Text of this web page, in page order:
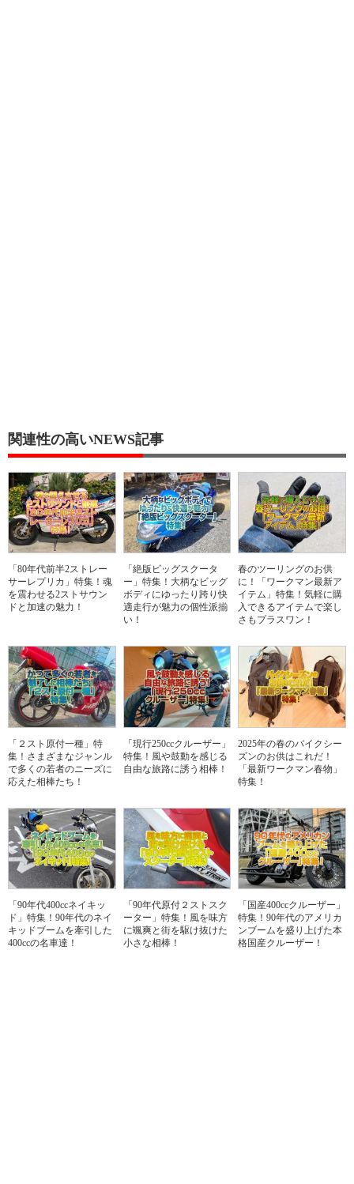
関連性の高いNEWS記事
「80年代前半2ストレー
サーレプリカ」特集！魂
を震わせる2ストサウン
ドと加速の魅力！
「絶版ビッグスクータ
ー」特集！大柄なビッグ
ボディにゆったり跨り快
適走行が魅力の個性派揃
い！
春のツーリングのお供
に！「ワークマン最新ア
イテム」特集！気軽に購
入できるアイテムで楽し
さもプラスワン！
「２スト原付一種」特
集！さまざまなジャンル
で多くの若者のニーズに
応えた相棒たち！
「現行250ccクルーザー」
特集！風や鼓動を感じる
自由な旅路に誘う相棒！
2025年の春のバイクシー
ズンのお供はこれだ！
「最新ワークマン春物」
特集！
「90年代400ccネイキッ
ド」特集！90年代のネイ
キッドブームを牽引した
400ccの名車達！
「90年代原付２ストスク
ーター」特集！風を味方
に颯爽と街を駆け抜けた
小さな相棒！
「国産400ccクルーザー」
特集！90年代のアメリカ
ンブームを盛り上げた本
格国産クルーザー！